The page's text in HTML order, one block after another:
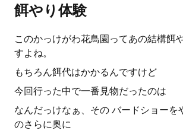
餌やり体験
このかっけがわ花鳥園ってあの結構餌
すよね。
もちろん餌代はかかるんですけど
今回行った中で一番見物だったのは
なんだっけなぁ、その バードショーを
のさらに奥に